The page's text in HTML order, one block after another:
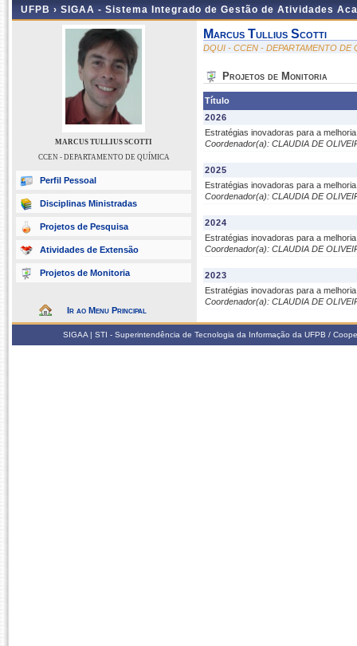
UFPB › SIGAA - Sistema Integrado de Gestão de Atividades
MARCUS TULLIUS SCOTTI
CCEN - DEPARTAMENTO DE QUÍMICA
Perfil Pessoal
Disciplinas Ministradas
Projetos de Pesquisa
Atividades de Extensão
Projetos de Monitoria
Ir ao Menu Principal
Marcus Tullius Scotti
DQUI - CCEN - DEPARTAMENTO DE
Projetos de Monitoria
Título
2026
Estratégias inovadoras para a
Coordenador(a): CLAUDIA DE
2025
Estratégias inovadoras para a
Coordenador(a): CLAUDIA DE
2024
Estratégias inovadoras para a
Coordenador(a): CLAUDIA DE
2023
Estratégias inovadoras para a
Coordenador(a): CLAUDIA DE
SIGAA | STI - Superintendência de Tecnologia da Informação da UFPB /